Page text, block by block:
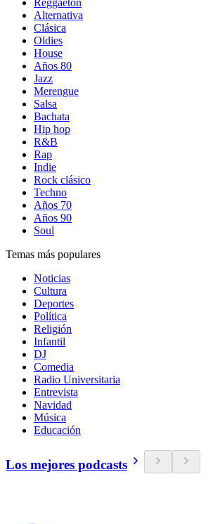
Reggaetón
Alternativa
Clásica
Oldies
House
Años 80
Jazz
Merengue
Salsa
Bachata
Hip hop
R&B
Rap
Indie
Rock clásico
Techno
Años 70
Años 90
Soul
Temas más populares
Noticias
Cultura
Deportes
Política
Religión
Infantil
DJ
Comedia
Radio Universitaria
Entrevista
Navidad
Música
Educación
Los mejores podcasts